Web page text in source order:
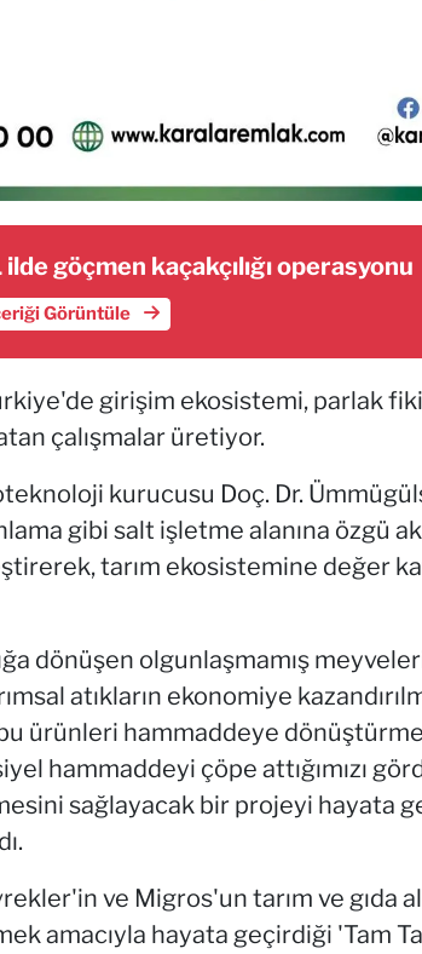
ilde göçmen kaçakçılığı operasyonu
Görüntüle
girişim ekosistemi, parlak
çalışmalar üretiyor.
kurucusu Doç. Dr.
gibi salt işletme alanına özgü
tarım ekosistemine değer
dönüşen olgunlaşmamış
atıkların ekonomiye
ürünleri hammaddeye
hammaddeyi çöpe attığımızı
sağlayacak bir projeyi hayata
ve Migros'un tarım ve gıda
amacıyla hayata geçirdiği 'Tam